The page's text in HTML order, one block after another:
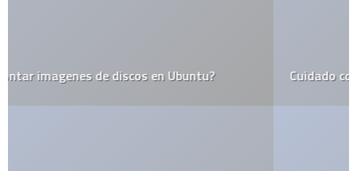
Cuidado con Gutsy